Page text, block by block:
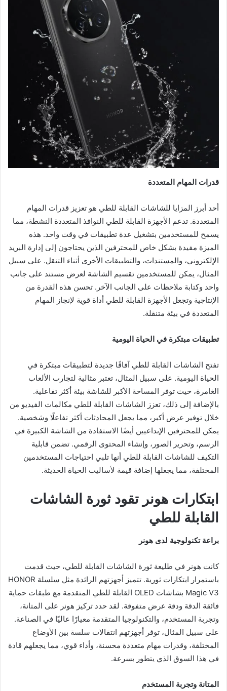
قدرات المهام المتعددة
أحد أبرز المزايا للشاشات القابلة للطي هو تعزيز قدرات المهام
المتعددة. تدعم الأجهزة القابلة للطي النوافذ المتعددة النشطة، مما
يسمح للمستخدمين بتشغيل عدة تطبيقات في وقت واحد. هذه
الميزة مفيدة بشكل خاص للمحترفين الذين يحتاجون إلى إدارة البريد
الإلكتروني، والمستندات، والتطبيقات الأخرى أثناء التنقل. على سبيل
المثال، يمكن للمستخدمين تقسيم الشاشة لعرض مستند على جانب
واحد وكتابة ملاحظات على الجانب الآخر. تحسن هذه القدرة من
الإنتاجية وتجعل الأجهزة القابلة للطي أداة قوية لإنجاز المهام
المتعددة في بيئة متنقلة.
تطبيقات مبتكرة في الحياة اليومية
تفتح الشاشات القابلة للطي آفاقًا جديدة لتطبيقات مبتكرة في
الحياة اليومية. على سبيل المثال، تعتبر مثالية لتجارب الألعاب
الغامرة، حيث توفر المساحة الأكبر للشاشة بيئة أكثر تفاعلية.
بالإضافة إلى ذلك، تعزز الشاشات القابلة للطي مكالمات الفيديو من
خلال توفير عرض أكبر، مما يجعل المحادثات أكثر تفاعلًا وشخصية.
يمكن للمحترفين الإبداعيين أيضًا الاستفادة من الشاشة الكبيرة في
الرسم، وتحرير الصور، وإنشاء المحتوى الرقمي. تضمن قابلية
التكيف للشاشات القابلة للطي أنها تلبي احتياجات المستخدمين
المختلفة، مما يجعلها إضافة قيمة لأساليب الحياة الحديثة.
ابتكارات هونر تقود ثورة الشاشات
القابلة للطي
براعة تكنولوجية لدى هونر
كانت هونر في طليعة ثورة الشاشات القابلة للطي، حيث قدمت
باستمرار ابتكارات ثورية. تتميز أجهزتهم الرائدة مثل سلسلة HONOR
Magic V3 بشاشات OLED القابلة للطي المتقدمة مع طبقات حماية
فائقة الدقة ودقة عرض متفوقة. لقد حدد تركيز هونر على المتانة،
وتجربة المستخدم، والتكنولوجيا المتقدمة معيارًا عاليًا في الصناعة.
على سبيل المثال، توفر أجهزتهم انتقالات سلسة بين الأوضاع
المختلفة، وقدرات مهام متعددة محسنة، وأداء قوي، مما يجعلهم قادة
في هذا السوق الذي يتطور بسرعة.
المتانة وتجربة المستخدم